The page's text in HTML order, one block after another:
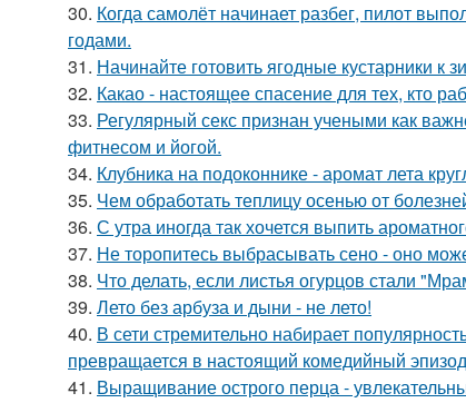
30. Когда самолёт начинает разбег, пилот
годами.
31. Начинайте готовить ягодные кустарники к
32. Какао - настоящее спасение для тех, кто
33. Регулярный секс признан учеными как
фитнесом и йогой.
34. Клубника на подоконнике - аромат лета
35. Чем обработать теплицу осенью от
36. С утра иногда так хочется выпить
37. Не торопитесь выбрасывать сено - оно
38. Что делать, если листья огурцов стали
39. Лето без арбуза и дыни - не лето!
40. В сети стремительно набирает
превращается в настоящий комедийный
41. Выращивание острого перца -